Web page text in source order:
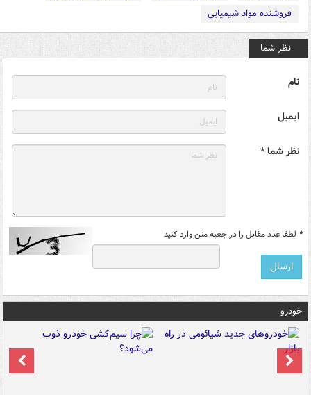
فروشنده مواد شیمیایی
نظر شما
نام
ایمیل
نظر شما *
* لطفا عدد مقابل را در جعبه متن وارد کنید
خودرو